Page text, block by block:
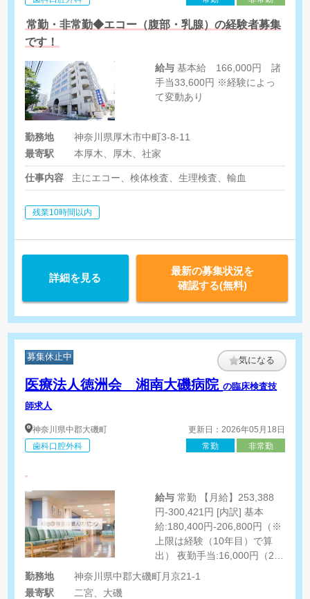
常勤・非常勤◆エコー（腹部・乳腺）の経験者募集
です！
給与
手当33,600円 ※経験によっ
て変動あり
勤務地
神奈川県厚木市中町3-8-11
最寄駅
本厚木、厚木、社家
仕事内容 主にエコー、検体検査、生理検査、輸血
残業10時間以内
詳細を見る
最新の募集状況を
確認する(無料)
募集休止中 気になる
医療法人徳洲会 湘南大磯病院の臨床検査技
師求人
神奈川県中郡大磯町
歯科口腔外科
更新日：2026年05月18日
常勤
非常勤
給与
円-300,421円 [内訳] 基本
給:180,400円-206,800円（※
上限は経験（10年目）で算
出） 夜勤手当:16,000円（2回
した場合） 住宅手当:30,000
円（賃貸の場合） 残業
勤務地
神奈川県中郡大磯町月京21-1
最寄駅
二宮、大磯